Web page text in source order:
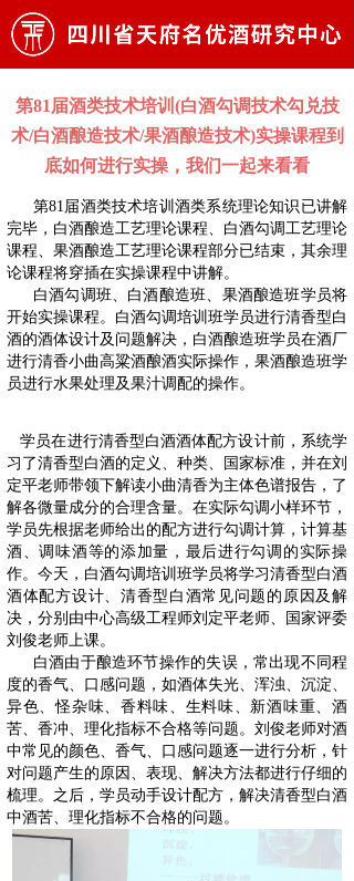
第81届酒类技术培训​(白酒勾调技术勾兑技
术/白酒酿造技术/果酒酿造技术)实操课程到
底如何进行实操，我们一起来看看
第81届酒类技术培训酒类系统理论知识已讲解
完毕，白酒酿造工艺理论课程、白酒勾调工艺理论
课程、果酒酿造工艺理论课程部分已结束，其余理
论课程将穿插在实操课程中讲解。
白酒勾调班、白酒酿造班、果酒酿造班学员将
开始实操课程。白酒勾调培训班学员进行清香型白
酒的酒体设计及问题解决，白酒酿造班学员在酒厂
进行清香小曲高粱酒酿酒实际操作，果酒酿造班学
员进行水果处理及果汁调配的操作。
学员在进行清香型白酒酒体配方设计前，系统学
习了清香型白酒的定义、种类、国家标准，并在刘
定平老师带领下解读小曲清香为主体色谱报告，了
解各微量成分的合理含量。在实际勾调小样环节，
学员先根据老师给出的配方进行勾调计算，计算基
酒、调味酒等的添加量，最后进行勾调的实际操
作。 今天，白酒勾调培训班学员将学习清香型白酒
酒体配方设计、清香型白酒常见问题的原因及解
决，分别由中心高级工程师刘定平老师、国家评委
刘俊老师上课。
白酒由于酿造环节操作的失误，常出现不同程
度的香气、口感问题， 如酒体失光、浑浊、沉淀、
异色、怪杂味、香料味、生料味、新酒味重、酒
苦、香冲、理化指标不合格等问题。 刘俊老师对酒
中常见的颜色、香气、口感问题逐一进行分析，针
对问题产生的原因、表现、解决方法都进行仔细的
梳理。之后，学员动手设计配方，解决清香型白酒
中酒苦、理化指标不合格的问题。